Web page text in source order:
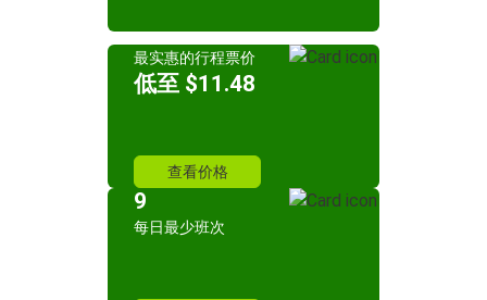
最实惠的行程票价
低至 $11.48
查看价格
9
每日最少班次